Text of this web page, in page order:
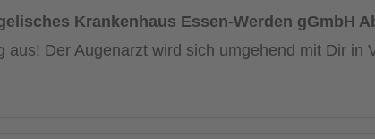
Krankenhaus Essen-Werden gGmbH
Der Augenarzt wird sich umgehend mit Dir in